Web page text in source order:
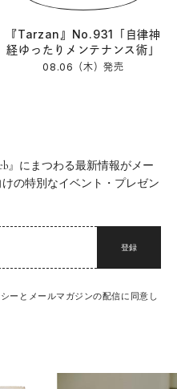
『Tarzan』No.931「自律神
経ゆったりメンテナンス術」
08.06（木）発売
』にまつわる最新情報がメー
の特別なイベント・プレゼン
登録
ーとメールマガジンの配信に同意し